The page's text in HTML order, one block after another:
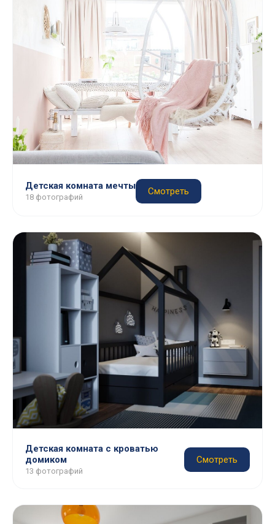
Детская комната мечты
18 фотографий
Смотреть
Детская комната с кроватью
домиком
13 фотографий
Смотреть